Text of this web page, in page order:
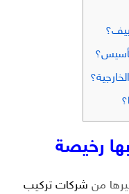
رخيصة
من شركات تركيب